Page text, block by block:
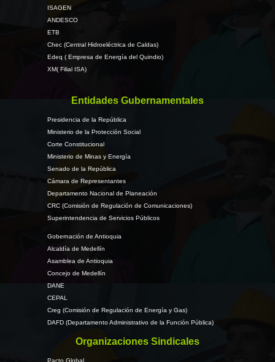
ISAGEN
ANDESCO
ETB
Chec (Central Hidroeléctrica de Caldas)
Edeq ( Empresa de Energía del Quindio)
XM( Filial ISA)
Entidades Gubernamentales
Presidencia de la República
Ministerio de la Protección Social
Corte Constitucional
Ministerio de Minas y Energía
Senado de la República
Cámara de Representantes
Departamento Nacional de Planeación
CRC (Comisión de Regulación de Comunicaciones)
Superintendencia de Servicios Públicos
Gobernación de Antioquia
Alcaldía de Medellín
Asamblea de Antioquia
Concejo de Medellín
DANE
CEPAL
Creg (Comisión de Regulación de Energía y Gas)
DAFD (Departamento Administrativo de la Función Pública)
Organizaciones Sindicales